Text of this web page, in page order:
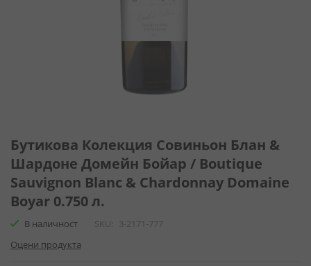
към
началото
на
галерия
със
снимки
Бутикова Колекция Совиньон Блан &
Шардоне Домейн Бойар / Boutique
Sauvignon Blanc & Chardonnay Domaine
Boyar 0.750 л.
В наличност SKU
3-2171-777
Оцени продукта